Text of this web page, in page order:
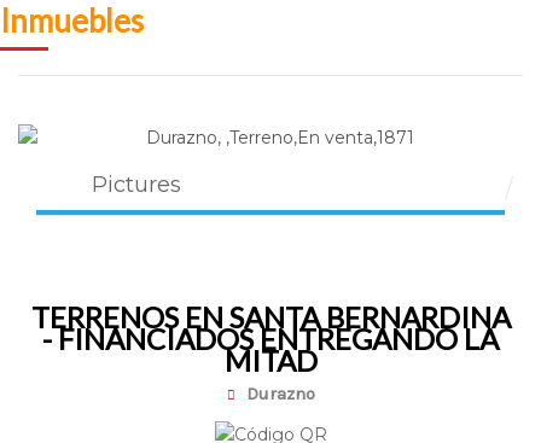
Inmuebles
Pictures
TERRENOS EN SANTA BERNARDINA
- FINANCIADOS ENTREGANDO LA
MITAD
Durazno